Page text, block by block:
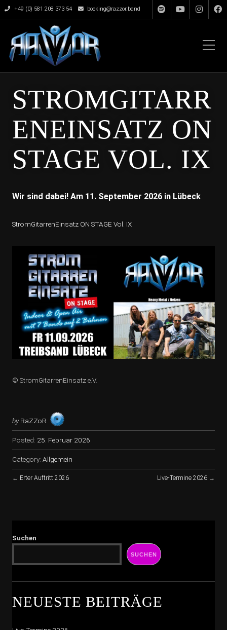
+49 (0) 581 208 373 54 booking@razzor.band
STROMGITARR
ENEINSATZ ON
STAGE VOL. IX
Wir sind dabei! Am 11. September 2026 in Lübeck
StromGitarrenEinsatz ON STAGE Vol. IX
© StromGitarrenEinsatz e.V.
by RaZZoR
Posted: 25. Februar 2026
Category: Allgemein
← Erter Auftritt 2026 Live-Termine 2026 →
Suchen
SUCHEN
NEUESTE BEITRÄGE